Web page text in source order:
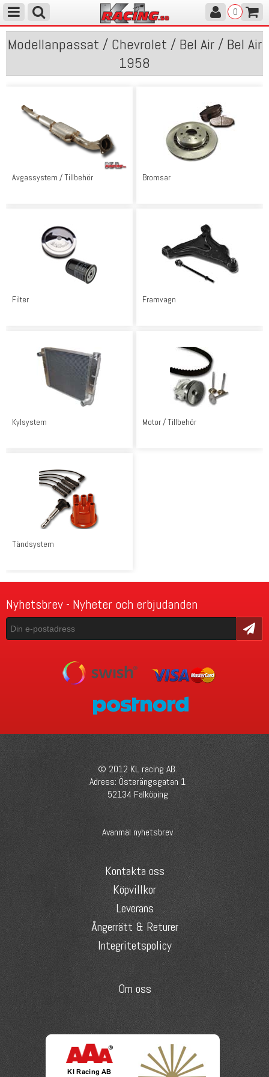
0
Modellanpassat / Chevrolet / Bel Air / Bel Air
1958
Avgassystem / Tillbehör Bromsar
Filter Framvagn
Kylsystem Motor / Tillbehör
Tändsystem
Nyhetsbrev - Nyheter och erbjudanden
Skicka
© 2012 KL racing AB.
Adress: Österängsgatan 1
52134 Falköping
Avanmäl nyhetsbrev
Kontakta oss
Köpvillkor
Leverans
Ångerrätt & Returer
Integritetspolicy
Om oss